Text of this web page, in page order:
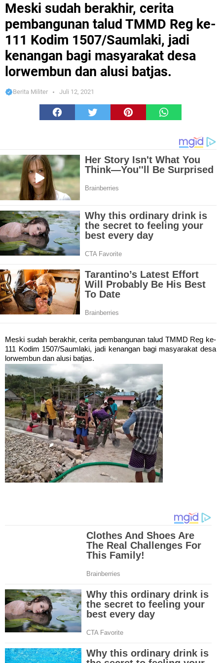
masyarakat desa lorwembun dan alusi batjas.
Meski sudah berakhir, cerita
pembangunan talud TMMD Reg ke-
111 Kodim 1507/Saumlaki, jadi
kenangan bagi masyarakat desa
lorwembun dan alusi batjas.
Berita Militer Juli 12, 2021
Meski sudah berakhir, cerita pembangunan talud TMMD Reg ke-
111 Kodim 1507/Saumlaki, jadi kenangan bagi masyarakat desa
lorwembun dan alusi batjas.